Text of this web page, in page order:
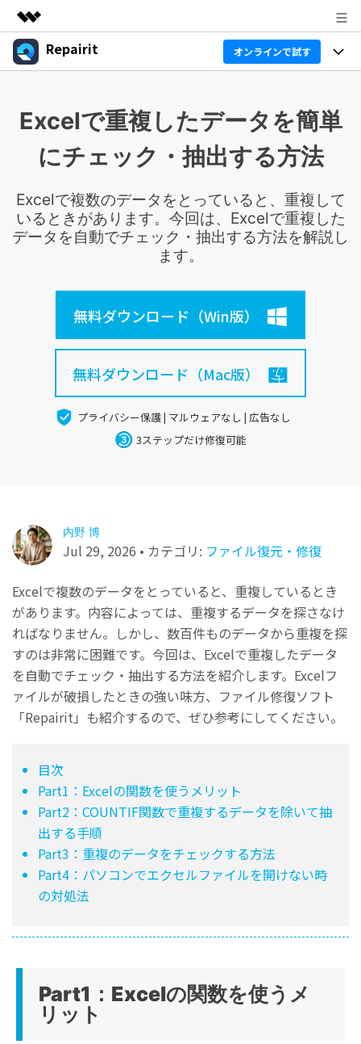
製品
概要
ソリューション
企業情報
サポート
Repairit オンラインで試す
Repairit
無料ダウンロード
Repairit for Email
Outlookメール修復
無料ダウンロード
機能
基本機能
AI補正
データ修復の専門家
テクノロジー最前線
製品活用 & ガイド
ガイド
その他の復元
詳しくは
Repairit
プロ仕様のAI修復：動画/写真/ドキュメント/音声フ
ァイル対応
Repairit for Email
Sign In
Excelで重複したデータを簡単
にチェック・抽出する方法
Excelで複数のデータをとっていると、重複して
いるときがあります。今回は、Excelで重複した
データを自動でチェック・抽出する方法を解説し
ます。
無料ダウンロード（Win版）
無料ダウンロード（Mac版）
プライバシー保護 | マルウェアなし | 広告なし
3ステップだけ修復可能
内野 博
Jul 29, 2026 • カテゴリ: ファイル復元・修復
Excelで複数のデータをとっていると、重複しているとき
があります。内容によっては、重複するデータを探さなけ
ればなりません。しかし、数百件ものデータから重複を探
すのは非常に困難です。今回は、Excelで重複したデータ
を自動でチェック・抽出する方法を紹介します。Excelフ
ァイルが破損したときの強い味方、ファイル修復ソフト
「Repairit」も紹介するので、ぜひ参考にしてください。
目次
Part1：Excelの関数を使うメリット
Part2：COUNTIF関数で重複するデータを除いて抽
出する手順
Part3：重複のデータをチェックする方法
Part4：パソコンでエクセルファイルを開けない時
の対処法
Part1：Excelの関数を使うメ
リット